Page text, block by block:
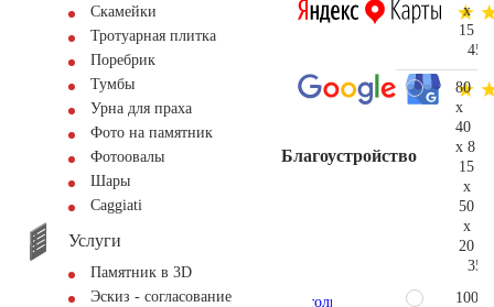
Скамейки
Тротуарная плитка
Поребрик
Тумбы
Урна для праха
Фото на памятник
Фотоовалы
Шары
Сaggiati
Услуги
Памятник в 3D
Эскиз - согласование
Благоустройство
x
15
80
x
40
x 8
15
x
50
x
20
100